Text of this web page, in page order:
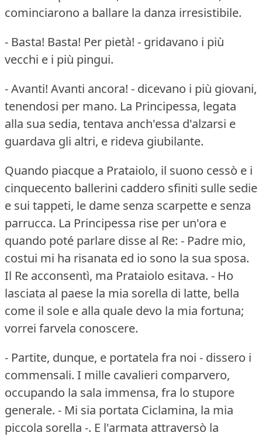
cominciarono a ballare la danza irresistibile.
- Basta! Basta! Per pietà! - gridavano i più
vecchi e i più pingui.
- Avanti! Avanti ancora! - dicevano i più giovani,
tenendosi per mano. La Principessa, legata
alla sua sedia, tentava anch'essa d'alzarsi e
guardava gli altri, e rideva giubilante.
Quando piacque a Prataiolo, il suono cessò e i
cinquecento ballerini caddero sfiniti sulle sedie
e sui tappeti, le dame senza scarpette e senza
parrucca. La Principessa rise per un'ora e
quando poté parlare disse al Re: - Padre mio,
costui mi ha risanata ed io sono la sua sposa.
Il Re acconsentì, ma Prataiolo esitava. - Ho
lasciata al paese la mia sorella di latte, bella
come il sole e alla quale devo la mia fortuna;
vorrei farvela conoscere.
- Partite, dunque, e portatela fra noi - dissero i
commensali. I mille cavalieri comparvero,
occupando la sala immensa, fra lo stupore
generale. - Mi sia portata Ciclamina, la mia
piccola sorella -. E l'armata attraversò la